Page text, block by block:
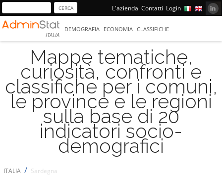
L'azienda Contatti Login
ITALIA
DEMOGRAFIA ECONOMIA CLASSIFICHE
Mappe tematiche,
curiosità, confronti e
classifiche per i comuni,
le province e le regioni
sulla base di 20
indicatori socio-
demografici
ITALIA / Sardegna